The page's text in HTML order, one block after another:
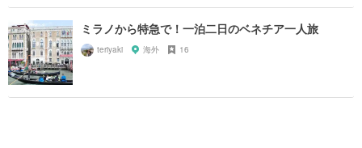
ミラノから特急で！一泊二日のベネチア一人旅
teriyaki 海外 16